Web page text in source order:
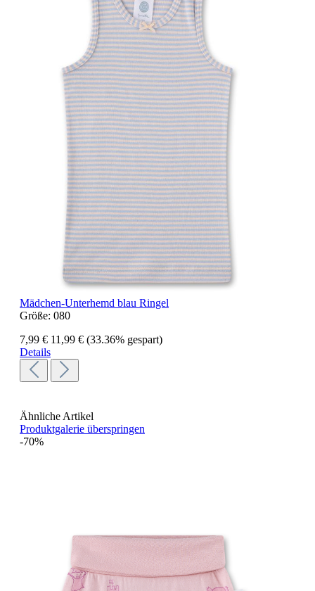
Mädchen-Unterhemd blau Ringel
Größe: 080
7,99 € 11,99 € (33.36% gespart)
Details
Ähnliche Artikel
Produktgalerie überspringen
-70%